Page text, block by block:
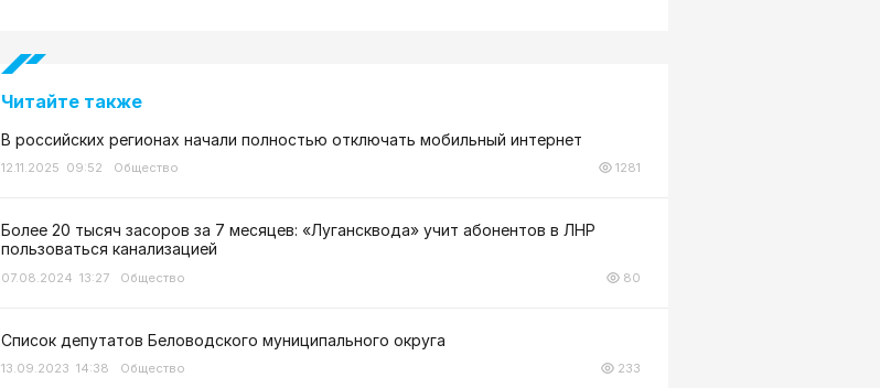
Читайте также
В российских регионах начали полностью отключать мобильный интернет
12.11.2025 09:52 Общество 1281
Более 20 тысяч засоров за 7 месяцев: «Лугансквода» учит абонентов в ЛНР
пользоваться канализацией
07.08.2024 13:27 Общество 80
Список депутатов Беловодского муниципального округа
13.09.2023 14:38 Общество 233